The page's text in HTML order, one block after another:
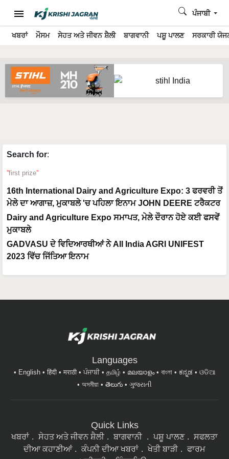
ਖਬਰਾਂ ਮੌਸਮ ਸੇਹਤ ਅਤੇ ਜੀਵਨ ਸ਼ੈਲੀ ਬਾਗਵਾਨੀ ਪਸ਼ੂ ਪਾਲਣ ਸਰਕਾਰੀ
ਪੰਜਾਬੀ
Search for:
first prize
16th International Dairy and Agriculture Expo: 3 ਫਰਵਰੀ ਤੋਂ
ਮੇਲੇ ਦਾ ਆਗਾਜ਼, ਮੁਕਾਬਲੇ 'ਚ ਪਹਿਲਾ ਇਨਾਮ JOHN DEERE ਟਰੈਕਟਰ
Dairy and Agriculture Expo ਸਮਾਪਤ, ਮੇਲੇ ਦੌਰਾਨ ਹੋਏ ਕਈ ਫਸਵੇਂ
ਮੁਕਾਬਲੇ
GADVASU ਦੇ ਵਿਦਿਆਰਥੀਆਂ ਨੇ All India AGRI UNIFEST
2023 ਵਿੱਚ ਜਿੱਤਿਆ ਇਨਾਮ
Languages
English हिंदी मराठी ਪੰਜਾਬੀ தமிழ் മലയാളം বাংলা ಕನ್ನಡ
ଓଡିଆ
অসমীয়া
తెలుగు ગુજરાતી
Quick Links
ਖਬਰਾਂ ਸੇਹਤ ਅਤੇ ਜੀਵਨ ਸ਼ੈਲੀ ਬਾਗਵਾਨੀ ਪਸ਼ੂ ਪਾਲਣ
ਸਫਲਤਾ
ਦੀਆ ਕਹਾਣੀਆਂ
ਕੰਪਨੀ ਦੀਆ ਖਬਰਾਂ ਖੇਤੀ ਬਾੜੀ
ਫਾਰਮ